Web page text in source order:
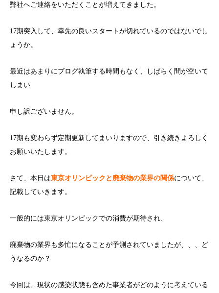
弊社へご連絡をいただくことが増えてきました。
17期突入して、幸先の良いスタートが切れているのではないでし
ょうか。
最近はあまりにブログ執筆する時間もなく、しばらく間が空いて
しまい
申し訳ございません。
17期も変わらず定期更新してまいりますので、引き続きよろしく
お願いいたします。
さて、本日は東京オリンピックと廃棄物の業界の関係について、
記載していきます。
一般的には東京オリンピックでの消費が期待され、
廃棄物の業界も多忙になることが予測されていましたが、、、ど
うなるのか？
今回は、現状の感染状態も含めた事業者がどのように考えている